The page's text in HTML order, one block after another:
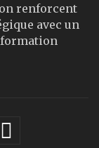
renforcent
avec un